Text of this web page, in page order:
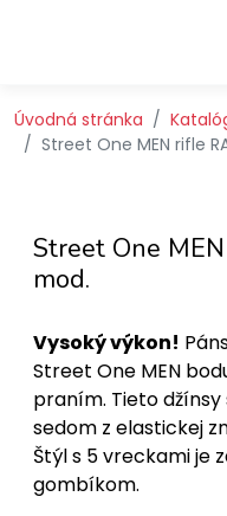
Úvodná stránka
Street One MEN rifle
Street One
mod.
Vysoký výkon!
Street One MEN
praním. Tieto
sedom z elastickej
Štýl s 5 vreckami je
gombíkom.